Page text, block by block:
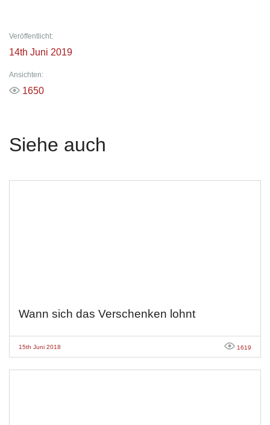
Veröffentlicht:
14th Juni 2019
Ansichten:
1650
Siehe auch
Wann sich das Verschenken lohnt
15th Juni 2018 1619